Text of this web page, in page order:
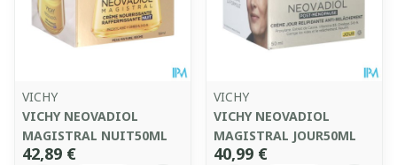
VICHY
VICHY NEOVADIOL
MAGISTRAL NUIT50ML
42,89 €
VICHY
VICHY NEOVADIOL
MAGISTRAL JOUR50ML
40,99 €